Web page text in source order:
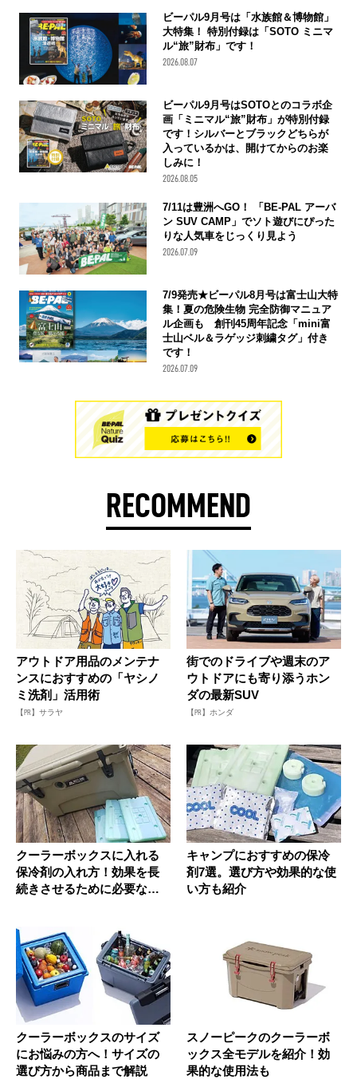
ビーパル9月号は「水族館＆博物館」
大特集！ 特別付録は「SOTO ミニマ
ル“旅”財布」です！
2026.08.07
ビーパル9月号はSOTOとのコラボ企
画「ミニマル“旅”財布」が特別付録
です！シルバーとブラックどちらが
入っているかは、開けてからのお楽
しみに！
2026.08.05
7/11は豊洲へGO！ 「BE-PAL アーバ
ン SUV CAMP」でソト遊びにぴった
りな人気車をじっくり見よう
2026.07.09
7/9発売★ビーパル8月号は富士山大特
集！夏の危険生物 完全防御マニュア
ル企画も 創刊45周年記念「mini富
士山ベル＆ラゲッジ刺繍タグ」付き
です！
2026.07.09
RECOMMEND
アウトドア用品のメンテナ
ンスにおすすめの「ヤシノ
ミ洗剤」活用術
【PR】サラヤ
街でのドライブや週末のア
ウトドアにも寄り添うホン
ダの最新SUV
【PR】ホンダ
クーラーボックスに入れる
保冷剤の入れ方！効果を長
続きさせるために必要なこ
キャンプにおすすめの保冷
剤7選。選び方や効果的な使
い方も紹介
クーラーボックスのサイズ
にお悩みの方へ！サイズの
選び方から商品まで解説
スノーピークのクーラーボ
ックス全モデルを紹介！効
果的な使用法も